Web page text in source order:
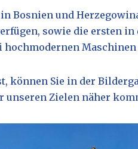
Bosnien und
sowie die ersten in
Maschinen
können Sie in der
Zielen näher